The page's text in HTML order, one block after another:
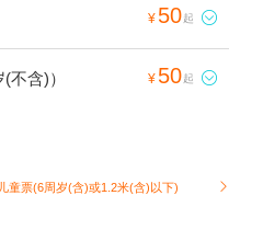
¥ 50起 
含)） ¥ 50起 
童票(6周岁(含)或1.2米(含)以下) 